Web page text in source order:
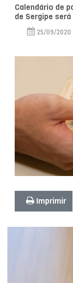
Calendário de
de Sergipe
25/09/2020
Imprimir